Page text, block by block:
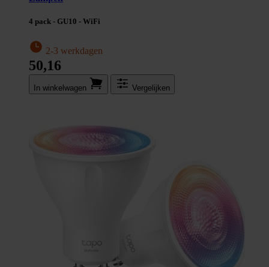
4 pack - GU10 - WiFi
2-3 werkdagen
50,16
In winkel­wagen Vergelijken